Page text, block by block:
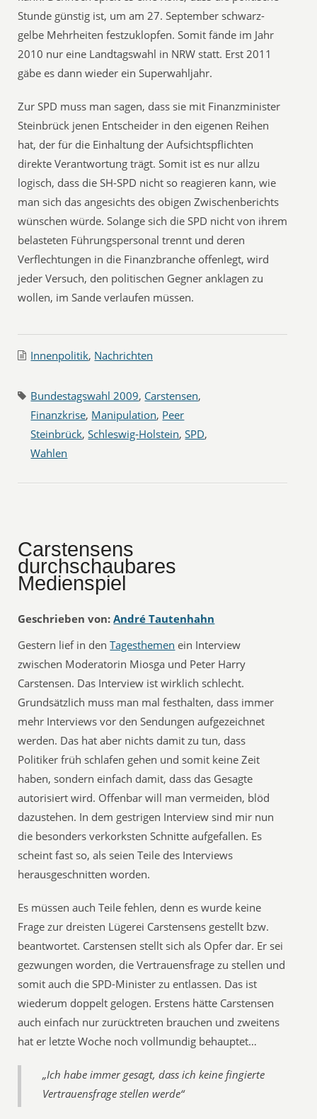
Stunde günstig ist, um am 27. September schwarz-
gelbe Mehrheiten festzuklopfen. Somit fände im Jahr
2010 nur eine Landtagswahl in NRW statt. Erst 2011
gäbe es dann wieder ein Superwahljahr.
Zur SPD muss man sagen, dass sie mit Finanzminister
Steinbrück jenen Entscheider in den eigenen Reihen
hat, der für die Einhaltung der Aufsichtspflichten
direkte Verantwortung trägt. Somit ist es nur allzu
logisch, dass die SH-SPD nicht so reagieren kann, wie
man sich das angesichts des obigen Zwischenberichts
wünschen würde. Solange sich die SPD nicht von ihrem
belasteten Führungspersonal trennt und deren
Verflechtungen in die Finanzbranche offenlegt, wird
jeder Versuch, den politischen Gegner anklagen zu
wollen, im Sande verlaufen müssen.
Innenpolitik, Nachrichten
Bundestagswahl 2009, Carstensen,
Finanzkrise, Manipulation, Peer
Steinbrück,Schleswig-Holstein,SPD,
Wahlen
Carstensens
durchschaubares
Medienspiel
Geschrieben von: André Tautenhahn
Gestern lief in denTagesthemen ein Interview
zwischen Moderatorin Miosga und Peter Harry
Carstensen. Das Interview ist wirklich schlecht.
Grundsätzlich muss man mal festhalten, dass immer
mehr Interviews vor den Sendungen aufgezeichnet
werden. Das hat aber nichts damit zu tun, dass
Politiker früh schlafen gehen und somit keine Zeit
haben, sondern einfach damit, dass das Gesagte
autorisiert wird. Offenbar will man vermeiden, blöd
dazustehen. In dem gestrigen Interview sind mir nun
die besonders verkorksten Schnitte aufgefallen. Es
scheint fast so, als seien Teile des Interviews
herausgeschnitten worden.
Es müssen auch Teile fehlen, denn es wurde keine
Frage zur dreisten Lügerei Carstensens gestellt bzw.
beantwortet. Carstensen stellt sich als Opfer dar. Er sei
gezwungen worden, die Vertrauensfrage zu stellen und
somit auch die SPD-Minister zu entlassen. Das ist
wiederum doppelt gelogen. Erstens hätte Carstensen
auch einfach nur zurücktreten brauchen und zweitens
hat er letzte Woche noch vollmundig behauptet…
„Ich habe immer gesagt, dass ich keine fingierte
Vertrauensfrage stellen werde“